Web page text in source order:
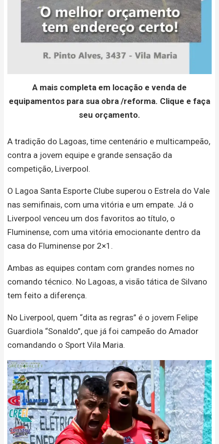
A mais completa em locação e venda de
equipamentos para sua obra /reforma. Clique e faça
seu orçamento.
A tradição do Lagoas, time centenário e multicampeão,
contra a jovem equipe e grande sensação da
competição, Liverpool.
O Lagoa Santa Esporte Clube superou o Estrela do Vale
nas semifinais, com uma vitória e um empate. Já o
Liverpool venceu um dos favoritos ao título, o
Fluminense, com uma vitória emocionante dentro da
casa do Fluminense por 2×1.
Ambas as equipes contam com grandes nomes no
comando técnico. No Lagoas, a visão tática de Silvano
tem feito a diferença.
No Liverpool, quem “dita as regras” é o jovem Felipe
Guardiola “Sonaldo”, que já foi campeão do Amador
comandando o Sport Vila Maria.